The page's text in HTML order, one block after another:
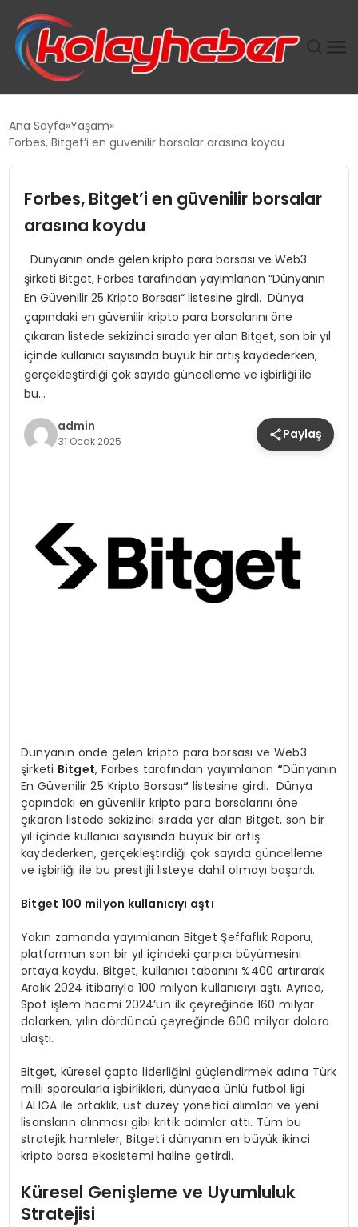
TANYER YAPI ZEMIN MÜHENDISLIĞINDE HEDEF
TOROSLAR’DA PAZAR GERGİNLİĞİ!
Ana Sayfa Yaşam
Forbes, Bitget’i en güvenilir borsalar arasına koydu
Forbes, Bitget’i en güvenilir borsalar
arasına koydu
Dünyanın önde gelen kripto para borsası ve Web3
şirketi Bitget, Forbes tarafından yayımlanan “Dünyanın
En Güvenilir 25 Kripto Borsası“ listesine girdi. Dünya
çapındaki en güvenilir kripto para borsalarını öne
çıkaran listede sekizinci sırada yer alan Bitget, son bir yıl
içinde kullanıcı sayısında büyük bir artış kaydederken,
gerçekleştirdiği çok sayıda güncelleme ve işbirliği ile
bu…
admin
31 Ocak 2025 Paylaş
Dünyanın önde gelen kripto para borsası ve Web3
şirketi Bitget, Forbes tarafından yayımlanan“Dünyanın
En Güvenilir 25 Kripto Borsası“ listesine girdi. Dünya
çapındaki en güvenilir kripto para borsalarını öne
çıkaran listede sekizinci sırada yer alan Bitget, son bir
yıl içinde kullanıcı sayısında büyük bir artış
kaydederken, gerçekleştirdiği çok sayıda güncelleme
ve işbirliği ile bu prestijli listeye dahil olmayı başardı.
Bitget 100 milyon kullanıcıyı aştı
Yakın zamanda yayımlanan Bitget Şeffaflık Raporu,
platformun son bir yıl içindeki çarpıcı büyümesini
ortaya koydu. Bitget, kullanıcı tabanını %400 artırarak
Aralık 2024 itibarıyla 100 milyon kullanıcıyı aştı. Ayrıca,
Spot işlem hacmi 2024’ün ilk çeyreğinde 160 milyar
dolarken, yılın dördüncü çeyreğinde 600 milyar dolara
ulaştı.
Bitget, küresel çapta liderliğini güçlendirmek adına Türk
milli sporcularla işbirlikleri, dünyaca ünlü futbol ligi
LALIGA ile ortaklık, üst düzey yönetici alımları ve yeni
lisansların alınması gibi kritik adımlar attı. Tüm bu
stratejik hamleler, Bitget’i dünyanın en büyük ikinci
kripto borsa ekosistemi haline getirdi.
Küresel Genişleme ve Uyumluluk
Stratejisi